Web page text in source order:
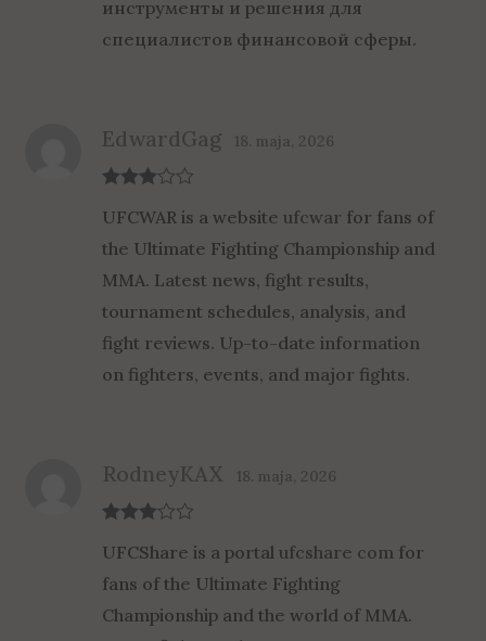
инструменты и решения для
специалистов финансовой сферы.
out of 5
EdwardGag 18. maja, 2026
UFCWAR is a website ufcwar for fans of
the Ultimate Fighting Championship and
MMA. Latest news, fight results,
tournament schedules, analysis, and
fight reviews. Up-to-date information
on fighters, events, and major fights.
out of 5
RodneyKAX 18. maja, 2026
UFCShare is a portal ufcshare com for
fans of the Ultimate Fighting
Championship and the world of MMA.